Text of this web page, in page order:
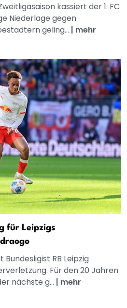
kassiert der 1. FC
Niederlage gegen
geling... | mehr
für Leipzigs
RB Leipzig
Für den 20 Jahren
nächste g... | mehr